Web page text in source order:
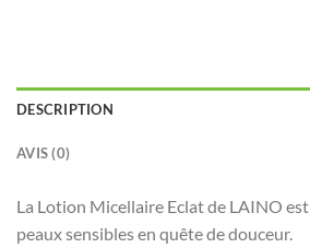
DESCRIPTION
AVIS (0)
La Lotion Micellaire Eclat de LAINO
peaux sensibles en quête de douceur.